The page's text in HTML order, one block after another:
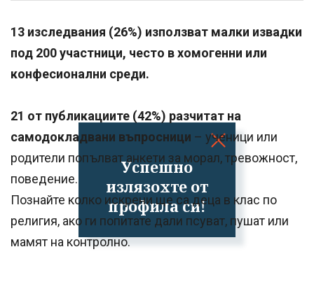
Успешно
излязохте от
профила си!
13 изследвания (26%) използват малки извадки
под 200 участници, често в хомогенни или
конфесионални среди.
21 от публикациите (42%) разчитат на
самодокладвани въпросници – ученици или
родители попълват анкети за морал, тревожност,
поведение.
Познайте колко искрени ще са деца в клас по
религия, ако ги попитате дали псуват, пушат или
мамят на контролно.